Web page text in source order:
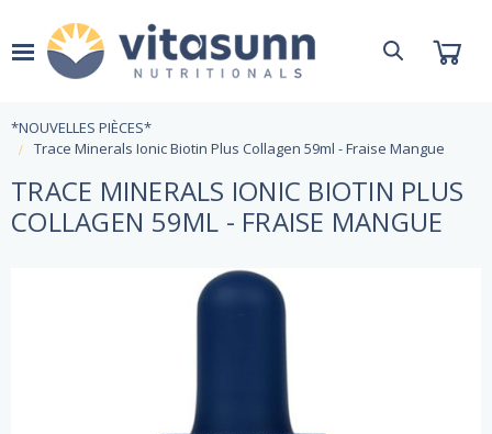
*NOUVELLES PIÈCES*
Trace Minerals Ionic Biotin Plus Collagen 59ml - Fraise Mangue
TRACE MINERALS IONIC BIOTIN PLUS
COLLAGEN 59ML - FRAISE MANGUE